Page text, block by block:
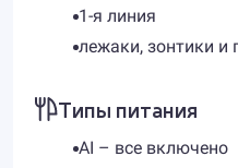
1-я линия
лежаки, зонтики и
Типы питания
AI – все включено